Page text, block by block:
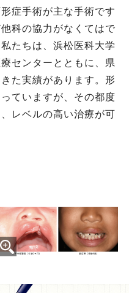
症手術が主な手術です
科の協力がなくてはで
たちは、浜松医科大学
センターとともに、県
た実績があります。形
ていますが、その都度
レベルの高い治療が可